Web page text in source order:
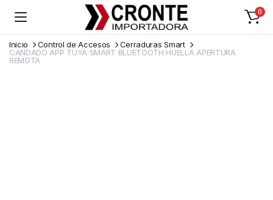
0
Inicio Control de Accesos
Cerraduras Smart
CANDADO APP TUYA SMART BLUETOOTH HUELLA APERTURA
REMOTA